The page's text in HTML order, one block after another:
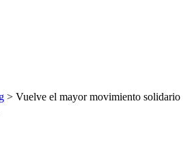
> Vuelve el mayor movimiento solidario